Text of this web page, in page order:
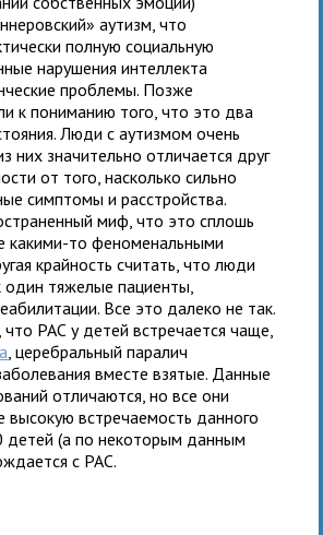
аутизм, что
полную социальную
нарушения интеллекта
проблемы. Позже
к пониманию того, что это два
Люди с аутизмом очень
них значительно отличается друг
от того, насколько сильно
симптомы и расстройства.
миф, что это сплошь
какими-то феноменальными
крайность считать, что люди
один тяжелые пациенты,
Все это далеко не так.
что РАС у детей встречается чаще,
, церебральный паралич
вместе взятые. Данные
отличаются, но все они
высокую встречаемость данного
детей (а по некоторым данным
с РАС.